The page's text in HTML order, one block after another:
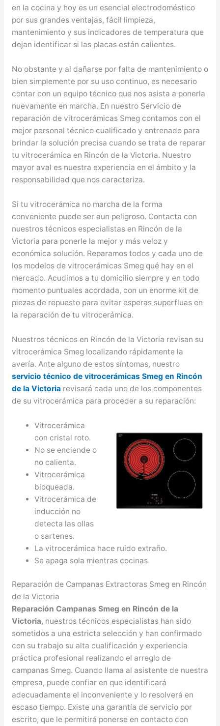
en la cocina y hoy es un esencial electrodoméstico
por sus grandes ventajas, fácil limpieza,
mantenimiento y sus indicadores de temperatura que
dejan identificar si las placas están calientes.
No obstante y al dañarse por falta de mantenimiento o
bien simplemente por su uso continuo, es necesario
contar con un equipo técnico que nos asista a ponerla
nuevamente en marcha. En nuestro Servicio de
reparación de vitrocerámicas Smeg contamos con el
mejor personal técnico cualificado y entrenado para
brindar la solución precisa cuando se trata de reparar
tu vitrocerámica en Rincón de la Victoria. Nuestro
mayor aval es nuestra experiencia en el ámbito y la
responsabilidad que nos caracteriza.
Si tu vitrocerámica no marcha de la forma
conveniente puede ser aun peligroso. Contacta con
nuestros técnicos especialistas en Rincón de la
Victoria para ponerle la mejor y más veloz y
económica solución. Reparamos todos y cada uno de
los modelos de vitrocerámicas Smeg qué hay en el
mercado. Acudimos a tu domicilio siempre y en todo
momento puntuales acordada, con un enorme kit de
piezas de repuesto para evitar esperas superfluas en
la reparación de tu vitrocerámica.
Nuestros técnicos en Rincón de la Victoria revisan su
vitrocerámica Smeg localizando rápidamente la
avería. Ante alguno de estos síntomas, nuestro
servicio técnico de vitrocerámicas Smeg en Rincón
de la Victoriarevisará cada uno de los componentes
de su vitrocerámica para proceder a su reparación:
Vitrocerámica
con cristal roto.
No se enciende o
no calienta.
Vitrocerámica
bloqueada.
Vitrocerámica de
inducción no
detecta las ollas
o sartenes.
La vitrocerámica hace ruido extraño.
Se apaga sola mientras cocinas.
Reparación de Campanas Extractoras Smeg en Rincón
de la Victoria
Reparación Campanas Smeg en Rincón de la
Victoria, nuestros técnicos especialistas han sido
sometidos a una estricta selección y han confirmado
con su trabajo su alta cualificación y experiencia
práctica profesional realizando el arreglo de
campanas Smeg. Cuando llama al asistente de nuestra
empresa, puede confiar en que identificará
adecuadamente el inconveniente y lo resolverá en
escaso tiempo. Existe una garantía de servicio por
escrito, que le permitirá ponerse en contacto con